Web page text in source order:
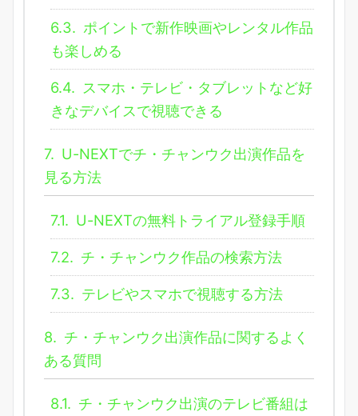
6.3. ポイントで新作映画やレンタル作品
も楽しめる
6.4. スマホ・テレビ・タブレットなど好
きなデバイスで視聴できる
7. U-NEXTでチ・チャンウク出演作品を
見る方法
7.1. U-NEXTの無料トライアル登録手順
7.2. チ・チャンウク作品の検索方法
7.3. テレビやスマホで視聴する方法
8. チ・チャンウク出演作品に関するよく
ある質問
8.1. チ・チャンウク出演のテレビ番組は